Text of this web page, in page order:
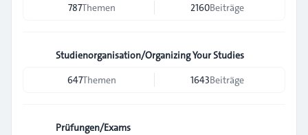
787Themen 2160Beiträge
Studienorganisation/Organizing Your Studies
647Themen 1643Beiträge
Prüfungen/Exams